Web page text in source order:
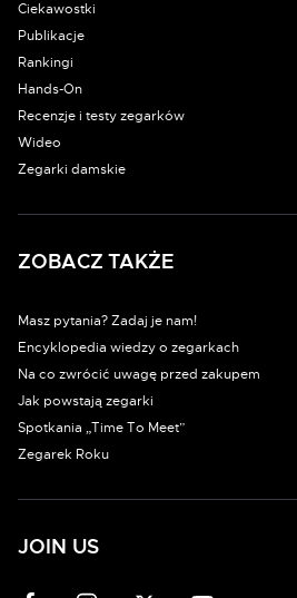
Ciekawostki
Publikacje
Rankingi
Hands-On
Recenzje i testy zegarków
Wideo
Zegarki damskie
ZOBACZ TAKŻE
Masz pytania? Zadaj je nam!
Encyklopedia wiedzy o zegarkach
Na co zwrócić uwagę przed zakupem
Jak powstają zegarki
Spotkania „Time To Meet”
Zegarek Roku
JOIN US